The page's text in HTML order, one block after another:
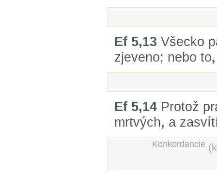
Ef 5,13 Všecko
zjeveno; nebo to,
Ef 5,14 Protož
mrtvých, a
Konkordancie